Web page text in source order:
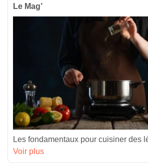
Le Mag’
Les fondamentaux pour cuisiner des
Voir plus